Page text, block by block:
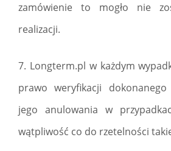
zamówienie to mogło nie
realizacji.
7. Longterm.pl w każdym
prawo weryfikacji
jego anulowania w
wątpliwość co do rzetelności